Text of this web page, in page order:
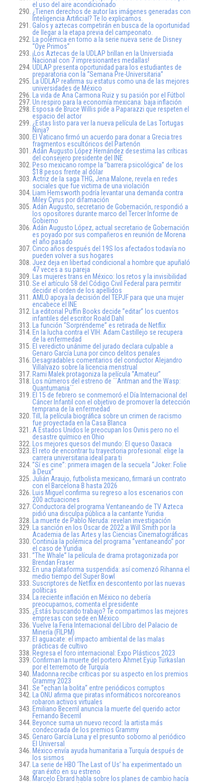
el uso del aire acondicionado
¿Tienen derechos de autor las imágenes generadas con
Inteligencia Artificial? Te lo explicamos.
Galos y aztecas competirán en busca de la oportunidad
de llegar a la etapa previa del campeonato.
La polémica en torno a la serie nueva serie de Disney
“Oye Primos”
¡Los Aztecas de la UDLAP brillan en la Universiada
Nacional con 7 impresionantes medallas!
UDLAP presenta oportunidad para los estudiantes de
preparatoria con la “Semana Pre-Universitaria”
La UDLAP reafirma su estatus como una de las mejores
universidades de México
La vida de Ana Carmona Ruiz y su pasión por el Fútbol
Un respiro para la economía mexicana: baja inflación
Esposa de Bruce Willis pide a Paparazzi que respeten el
espacio del actor
¿Estas listo para ver la nueva película de Las Tortugas
Ninja?
El Vaticano firmó un acuerdo para donar a Grecia tres
fragmentos escultóricos del Partenón
Adán Augusto López Hernández desestima las críticas
del consejero presidente del INE
Peso mexicano rompe la ”barrera psicológica” de los
$18 pesos frente al dólar
Actriz de la saga THG, Jena Malone, revela en redes
sociales que fue victima de una violación
Liam Hemsworth podría levantar una demanda contra
Miley Cyrus por difamación
Adán Augusto, secretario de Gobernación, respondió a
los opositores durante marco del Tercer Informe de
Gobierno
Adán Augusto López, actual secretario de Gobernación
es poyado por sus compañeros en reunión de Morena
el año pasado
Cinco años después del 19S los afectados todavía no
pueden volver a sus hogares
Juez deja en libertad condicional a hombre que apuñaló
47 veces a su pareja
Las mujeres trans en México: los retos y la invisibilidad
Se el artículo 58 del Código Civil Federal para permitir
decidir el orden de los apellidos
AMLO apoya la decisión del TEPJF para que una mujer
encabece el INE
La editorial Puffin Books decide ”editar” los cuentos
infantiles del escritor Roald Dahl
La función “Sorpréndeme” es retirada de Netflix
En la lucha contra el VIH: Adam Castillejo se recupera
de la enfermedad
El veredicto unánime del jurado declara culpable a
Genaro García Luna por cinco delitos penales
Desagradables comentarios del conductor Alejandro
Villalvazo sobre la licencia menstrual
Rami Malek protagoniza la película ”Amateur”
Los números del estreno de ´´Antman and the Wasp:
Quantumania´´
El 15 de febrero se conmemoró el Día Internacional del
Cáncer Infantil con el objetivo de promover la detección
temprana de la enfermedad
Till, la película biográfica sobre un crimen de racismo
fue proyectada en la Casa Blanca
A Estados Unidos le preocupan los Ovnis pero no el
desastre químico en Ohio
Los mejores quesos del mundo: El queso Oaxaca
El reto de encontrar tu trayectoria profesional: elige la
carrera universitaria ideal para ti
”Sí es cine”: primera imagen de la secuela “Joker: Folie
à Deux”
Julián Araujo, futbolista mexicano, firmará un contrato
con el Barcelona B hasta 2026
Luis Miguel confirma su regreso a los escenarios con
200 actuaciones
Conductora del programa Ventaneando de TV Azteca
pidió una disculpa pública a la cantante Yuridia
La muerte de Pablo Neruda: revelan investigación
La sanción en los Oscar de 2022 a Will Smith por la
Academia de las Artes y las Ciencias Cinematográficas
Continúa la polémica del programa ”ventaneando” por
el caso de Yuridia
”The Whale” la película de drama protagonizada por
Brendan Fraser
En una plataforma suspendida: así comenzó Rihanna el
medio tiempo del Super Bowl
Suscriptores de Netflix en descontento por las nuevas
políticas
La reciente inflación en México no debería
preocuparnos, comenta el presidente
¿Estás buscando trabajo? Te compartimos las mejores
empresas con sede en México
Vuelve la Feria Internacional del Libro del Palacio de
Minería (FILPM)
El aguacate: el impacto ambiental de las malas
prácticas de cultivo
Regresa el foro internacional: Expo Plásticos 2023
Confirman la muerte del portero Ahmet Eyüp Türkaslan
por el terremoto de Turquía
Madonna recibe críticas por su aspecto en los premios
Grammy 2023
Se ”echan la bolita” entre periódicos corruptos
La ONU afirma que piratas informáticos norcoreanos
robaron activos virtuales
Emiliano Becerril anuncia la muerte del querido actor
Fernando Becerril
Beyonce suma un nuevo record: la artista más
condecorada de los premios Grammy
Genaro García Luna y el presunto soborno al periódico
El Universal
México envía ayuda humanitaria a Turquía después de
los sismos
La serie de HBO ‘The Last of Us’ ha experimentado un
gran éxito en su estreno
Marcelo Ebrard habla sobre los planes de cambio hacía